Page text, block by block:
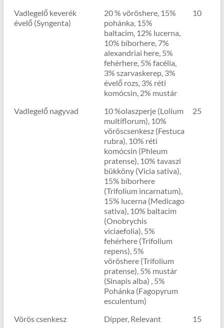
Vadlegelő keverék
évelő (Syngenta)
20 % vöröshere, 15%
pohánka, 15%
baltacim, 12% lucerna,
10% bíborhere, 7%
alexandriai here, 5%
fehérhere, 5% facélia,
3% szarvaskerep, 3%
évelő rozs, 3% réti
komócsin, 2% mustár
10
Vadlegelő nagyvad
10 %olaszperje (Lolium
multiflorum), 10%
vöröscsenkesz (Festuca
rubra), 10% réti
komócsin (Phleum
pratense), 10% tavaszi
bükköny (Vicia sativa),
15% bíborhere
(Trifolium incarnatum),
15% lucerna (Medicago
sativa), 10% baltacim
(Onobrychis
viciaefolia), 5%
fehérhere (Trifolium
repens), 5%
vöröshere (Trifolium
pratense), 5% mustár
(Sinapis alba) , 5%
Pohánka (Fagopyrum
esculentum)
25
Vörös csenkesz Dipper, Relevant
15